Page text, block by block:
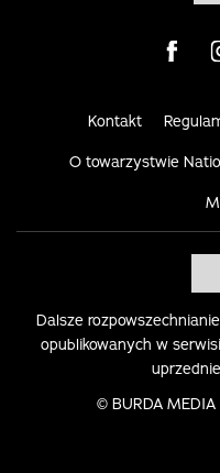
Visit us
Kontakt
O towarzystwie
Dalsze
opublikowanych w
© BURDA